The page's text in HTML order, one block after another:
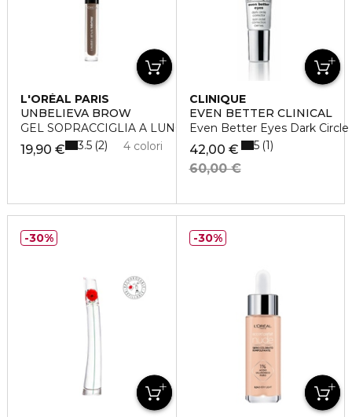
L'ORÉAL PARIS
UNBELIEVA BROW
GEL SOPRACCIGLIA A LUNGA TENUTA
19,90 € 4 colori
3.5 2
CLINIQUE
EVEN BETTER CLINICAL
Even Better Eyes Dark Circle
42,00 €
60,00 €
5 1
30% 30%